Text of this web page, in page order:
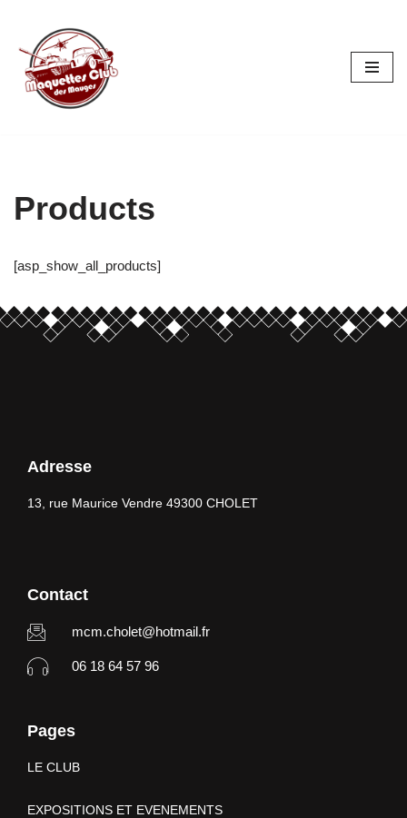
Aller
au
contenu
Products
[asp_show_all_products]
Adresse
13, rue Maurice Vendre 49300 CHOLET
Contact
mcm.cholet@hotmail.fr
06 18 64 57 96
Pages
LE CLUB
EXPOSITIONS ET EVENEMENTS